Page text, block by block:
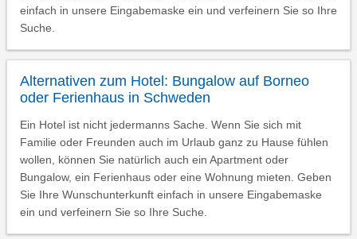
einfach in unsere Eingabemaske ein und verfeinern Sie so Ihre
Suche.
Alternativen zum Hotel: Bungalow auf Borneo
oder Ferienhaus in Schweden
Ein Hotel ist nicht jedermanns Sache. Wenn Sie sich mit
Familie oder Freunden auch im Urlaub ganz zu Hause fühlen
wollen, können Sie natürlich auch ein Apartment oder
Bungalow, ein Ferienhaus oder eine Wohnung mieten. Geben
Sie Ihre Wunschunterkunft einfach in unsere Eingabemaske
ein und verfeinern Sie so Ihre Suche.